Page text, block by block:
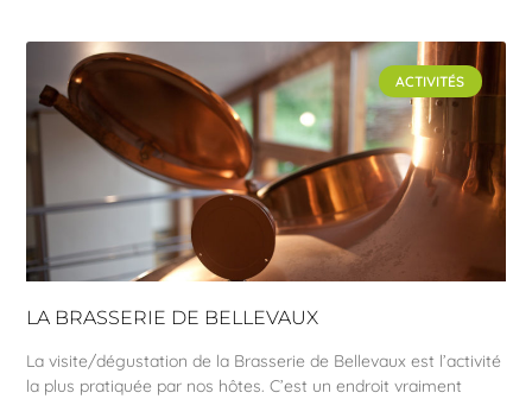
ACTIVITÉS
LA BRASSERIE DE BELLEVAUX
La visite/dégustation de la Brasserie de Bellevaux est l’activité
la plus pratiquée par nos hôtes. C’est un endroit vraiment